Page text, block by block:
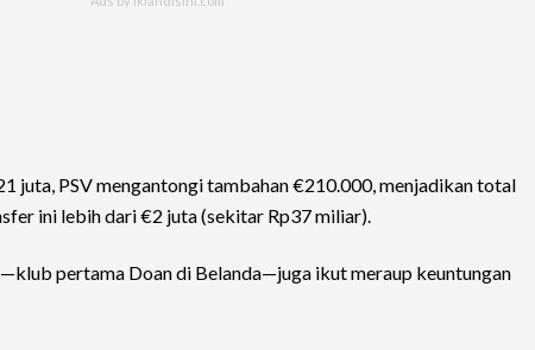
juta, PSV mengantongi tambahan €210.000, menjadikan total
ini lebih dari €2 juta (sekitar Rp37 miliar).
pertama Doan di Belanda—juga ikut meraup keuntungan